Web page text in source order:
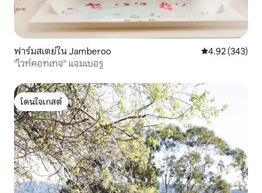
ฟาร์มสเตย์ใน Jamberoo คะแนนเฉลี่ย
4.92 (343)
"ไวท์คอทเทจ" แจมเบอรู
โดนใจเกสต์
โดนใจเกสต์